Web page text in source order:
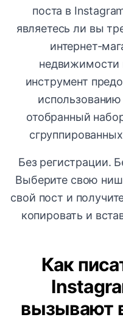
поста в
являетесь ли вы
интернет-
недвижимости
инструмент
отобранный
Без регистрации.
Выберите свою
свой пост и
копировать и
Как
вызывают